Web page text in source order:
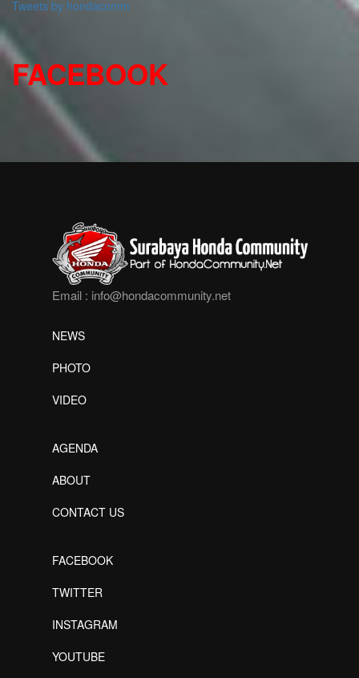
Tweets by hondacomm
FACEBOOK
Email : info@hondacommunity.net
NEWS
PHOTO
VIDEO
AGENDA
ABOUT
CONTACT US
FACEBOOK
TWITTER
INSTAGRAM
YOUTUBE